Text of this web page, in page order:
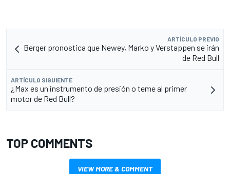
ARTÍCULO PREVIO
Berger pronostica que Newey, Marko y Verstappen se irán
de Red Bull
ARTÍCULO SIGUIENTE
¿Max es un instrumento de presión o teme al primer
motor de Red Bull?
TOP COMMENTS
VIEW MORE & COMMENT